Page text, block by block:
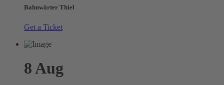
Bahnwärter Thiel
Get a Ticket
8 Aug